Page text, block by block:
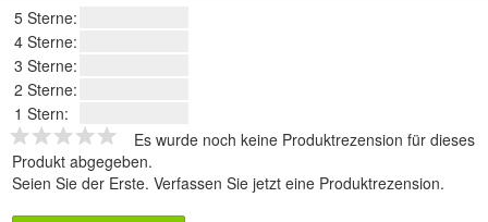
5 Sterne:
4 Sterne:
3 Sterne:
2 Sterne:
1 Stern:
Es wurde noch keine Produktrezension für dieses
Produkt abgegeben.
Seien Sie der Erste. Verfassen Sie jetzt eine Produktrezension.